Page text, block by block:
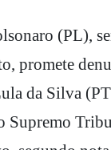
promete
da Silva
Supremo